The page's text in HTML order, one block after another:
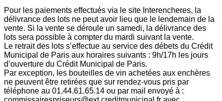
Pour les paiements effectués via le site Interencheres, la
délivrance des lots ne peut avoir lieu que le lendemain de la
vente. Si la vente se déroule un samedi, la délivrance des
lots sera possible à compter du mardi suivant la vente.
Le retrait des lots s’effectue au service des débets du Crédit
Municipal de Paris aux horaires suivants : 9h/17h les jours
d’ouverture du Crédit Municipal de Paris.
Par exception, les bouteilles de vin achetées aux enchères
ne peuvent être retirées que sur rendez-vous pris par
téléphone au 01.44.61.65.14 ou par mail envoyé à :